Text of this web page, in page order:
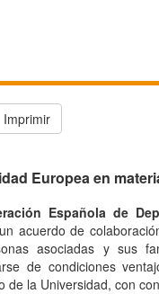
Imprimir
Europea en
Española de
acuerdo de
asociadas y sus
de condiciones
de la Universidad, con